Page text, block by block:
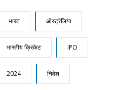
भारत ऑस्ट्रेलिया
भारतीय क्रिकेट IPO
2024 निवेश